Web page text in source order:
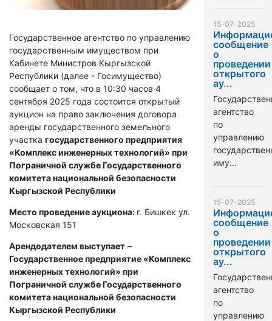
Государственное агентство по управлению
государственным имуществом при
Кабинете Министров Кыргызской
Республики (далее - Госимущество)
сообщает о том, что в 10:30 часов 4
сентября 2025 года состоится открытый
аукцион на право заключения договора
аренды государственного земельного
участка государственного предприятия
«Комплекс инженерных технологий» при
Пограничной службе Государственного
комитета национальной безопасности
Кыргызской Республики
Место проведение аукциона: г. Бишкек ул.
Московская 151
Арендодателем выступает –
Государственное предприятие «Комплекс
инженерных технологий» при
Пограничной службе Государственного
комитета национальной безопасности
Кыргызской Республики
15-07-2025
сообщение
о
проведении
открытого
ау...
агентство
по
управлению
иму...
15-07-2025
сообщение
о
проведении
открытого
ау...
агентство
по
управлению